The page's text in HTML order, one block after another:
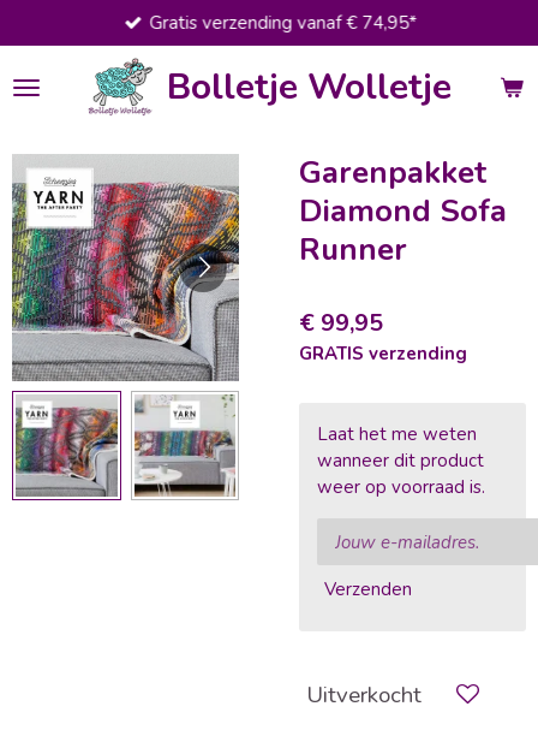
direct
naar
de
Bolletje Wolletje
Gratis verzending vanaf € 74,95*
Garenpakket
Diamond Sofa
Runner
€ 99,95
GRATIS verzending
Laat het me weten
wanneer dit product
weer op voorraad is.
Verzenden
Uitverkocht